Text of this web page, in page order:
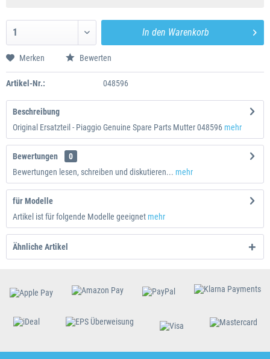
In den Warenkorb
Merken Bewerten
Artikel-Nr.: 048596
Beschreibung
Original Ersatzteil - Piaggio Genuine Spare Parts Mutter 048596 mehr
Bewertungen
0
Bewertungen lesen, schreiben und diskutieren... mehr
für Modelle
Artikel ist für folgende Modelle geeignet mehr
Ähnliche Artikel